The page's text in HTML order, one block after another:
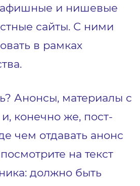
афишные и нишевые
сайты. С ними
в рамках
Анонсы, материалы с
конечно же, пост-
чем отдавать анонс
на текст
должно быть